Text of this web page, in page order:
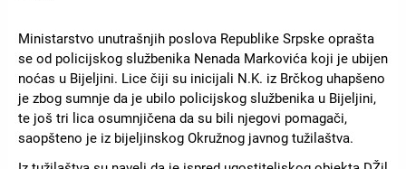
Ministarstvo unutrašnjih poslova Republike Srpske oprašta
se od policijskog službenika Nenada Markovića koji je ubijen
noćas u Bijeljini. Lice čiji su inicijali N.K. iz Brčkog uhapšeno
je zbog sumnje da je ubilo policijskog službenika u Bijeljini,
te još tri lica osumnjičena da su bili njegovi pomagači,
saopšteno je iz bijeljinskog Okružnog javnog tužilaštva.